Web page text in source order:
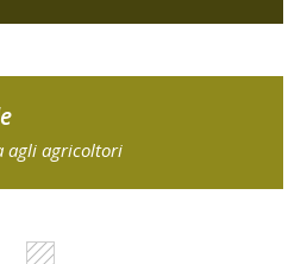
agli agricoltori